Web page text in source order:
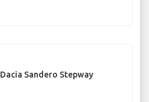
Dacia Sandero Stepway